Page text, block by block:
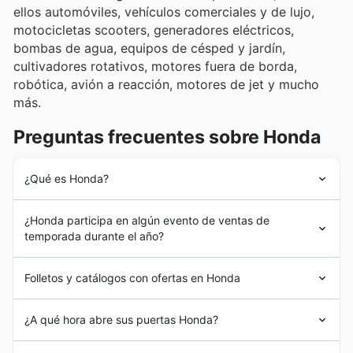
ellos automóviles, vehículos comerciales y de lujo,
motocicletas scooters, generadores eléctricos,
bombas de agua, equipos de césped y jardín,
cultivadores rotativos, motores fuera de borda,
robótica, avión a reacción, motores de jet y mucho
más.
Preguntas frecuentes sobre Honda
¿Qué es Honda?
Hondadesarrolló la idea de utilizar motores auxiliares
para bicicletas. Al año siguiente, el motor ya llevaba el
nombre deHonda. Sin embargo, fue en 1948 que se
inició como fabricante en Hamamatsu, Japón.
se convirtió en uno de los mayores fabricantes
Power Products S.L., importador exclusivo en el país
¿Honda participa en algún evento de ventas de
temporada durante el año?
estacionales a lo largo del año en España. Al explorar
nuestros folletos y catálogos semanales de Honda,
encontrarás las mejores ofertas y promociones para
rebajas de primavera, ofertas de verano, descuentos de
Folletos y catálogos con ofertas en Honda
especializada en la fabricación y comercialización de
automóviles, motocicletas y equipos eléctricos. La
¿A qué hora abre sus puertas Honda?